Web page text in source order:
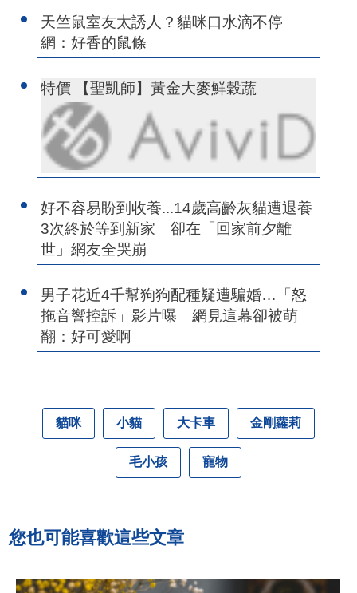
天竺鼠室友太誘人？貓咪口水滴不停
網：好香的鼠條
特價 【聖凱師】黃金大麥鮮穀蔬
好不容易盼到收養...14歲高齡灰貓遭退養
3次終於等到新家 卻在「回家前夕離
世」網友全哭崩
男子花近4千幫狗狗配種疑遭騙婚…「怒
拖音響控訴」影片曝 網見這幕卻被萌
翻：好可愛啊
貓咪 小貓 大卡車 金剛蘿莉
毛小孩 寵物
您也可能喜歡這些文章